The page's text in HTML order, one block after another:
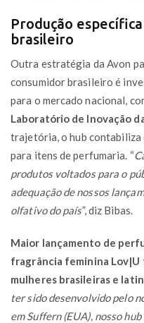
Produção
brasileiro
Outra estratégia da Avon
consumidor brasileiro é
para o mercado nacional,
Laboratório de Inovação
trajetória, o hub contabiliza
para itens de perfumaria. “
produtos voltados para o
adequação de nossos
olfativo do país”, diz Bibas.
Maior lançamento de
fragrância feminina Lov|U
mulheres brasileiras e
ter sido desenvolvido pelo
em Suffern (EUA), nosso